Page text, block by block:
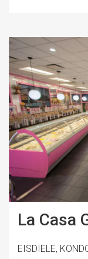
La Casa
EISDIELE,